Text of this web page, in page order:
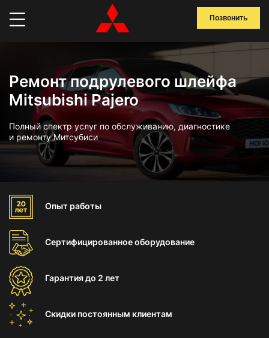
Позвонить
Ремонт подрулевого шлейфа
Mitsubishi Pajero
Полный спектр услуг по обслуживанию, диагностике
и ремонту Митсубиси
Опыт работы
Сертифицированноеоборудование
Гарантиядо 2 лет
Скидки постоянным клиентам